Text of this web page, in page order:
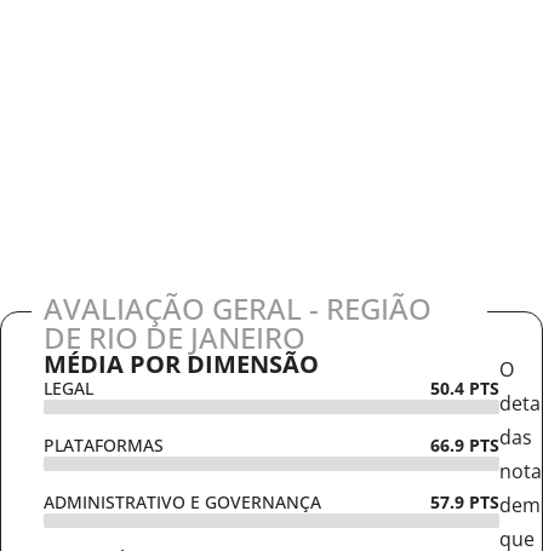
AVALIAÇÃO GERAL - REGIÃO
DE RIO DE JANEIRO
MÉDIA POR DIMENSÃO
LEGAL 50.4 PTS
PLATAFORMAS 66.9 PTS
ADMINISTRATIVO E GOVERNANÇA 57.9 PTS
O
das
que